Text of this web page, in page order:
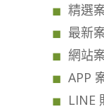
精選
最新
網站
APP
LINE